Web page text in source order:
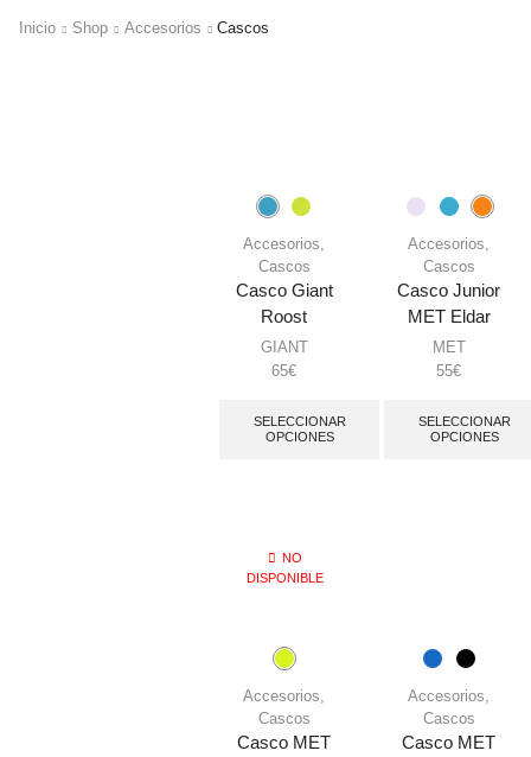
Inicio Shop Accesorios Cascos
Accesorios,
Cascos
Casco Giant
Roost
GIANT
65€
SELECCIONAR
OPCIONES
Accesorios,
Cascos
Casco Junior
MET Eldar
MET
55€
SELECCIONAR
OPCIONES
NO
DISPONIBLE
Accesorios
Cascos
Casco MET
Accesorios
Cascos
Casco MET